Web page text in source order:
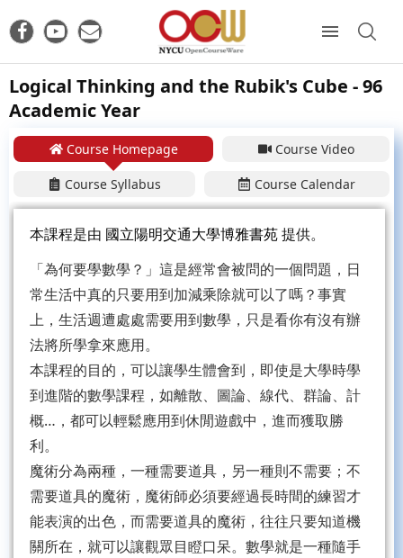
Logical Thinking and the Rubik's Cube - 96
Academic Year
Course Homepage Course Video
Course Syllabus Course Calendar
本課程是由 國立陽明交通大學博雅書苑 提供。
「為何要學數學？」這是經常會被問的一個問題，日
常生活中真的只要用到加減乘除就可以了嗎？事實
上，生活週遭處處需要用到數學，只是看你有沒有辦
法將所學拿來應用。
本課程的目的，可以讓學生體會到，即使是大學時學
到進階的數學課程，如離散、圖論、線代、群論、計
概…，都可以輕鬆應用到休閒遊戲中，進而獲取勝
利。
魔術分為兩種，一種需要道具，另一種則不需要；不
需要道具的魔術，魔術師必須要經過長時間的練習才
能表演的出色，而需要道具的魔術，往往只要知道機
關所在，就可以讓觀眾目瞪口呆。數學就是一種隨手